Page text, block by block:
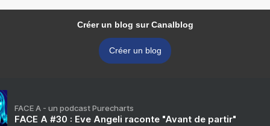
Créer un blog sur Canalblog
Créer un blog
FACE A - un podcast Purecharts
FACE A #30 : Eve Angeli raconte "Avant de partir"